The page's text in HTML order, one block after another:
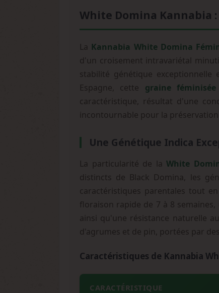
White Domina Kannabia
La Kannabia White Domina
d'un croisement intravariétal
stabilité génétique
Espagne, cette graine
caractéristique, résultat d'une
incontournable pour la
Une Génétique Indica
La particularité de laWhite
distincts de Black Domina, les
caractéristiques parentales tout
floraison rapide de 7 à 8
ainsi qu'une résistance naturelle
d'agrumes et de pin, portées par
Caractéristiques de Kannabia
CARACTÉRISTIQUE